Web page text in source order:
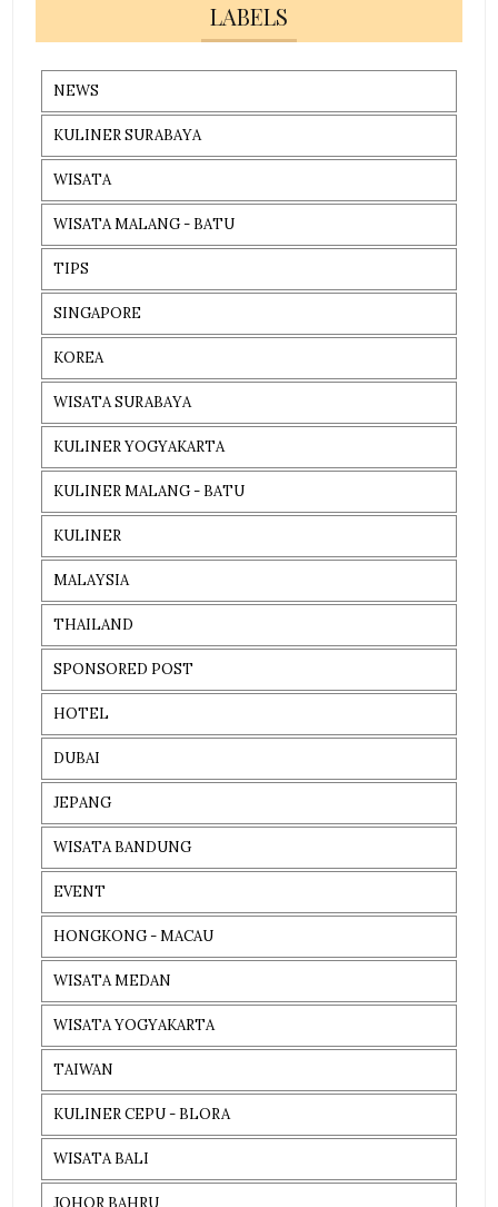
LABELS
NEWS
KULINER SURABAYA
WISATA
WISATA MALANG - BATU
TIPS
SINGAPORE
KOREA
WISATA SURABAYA
KULINER YOGYAKARTA
KULINER MALANG - BATU
KULINER
MALAYSIA
THAILAND
SPONSORED POST
HOTEL
DUBAI
JEPANG
WISATA BANDUNG
EVENT
HONGKONG - MACAU
WISATA MEDAN
WISATA YOGYAKARTA
TAIWAN
KULINER CEPU - BLORA
WISATA BALI